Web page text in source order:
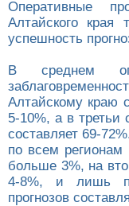
Оперативные
Алтайского
успешность
В среднем
Алтайскому краю
5-10%, а в третьи
составляет 69-
по всем регионам
больше 3%, на
4-8%, и лишь по
прогнозов